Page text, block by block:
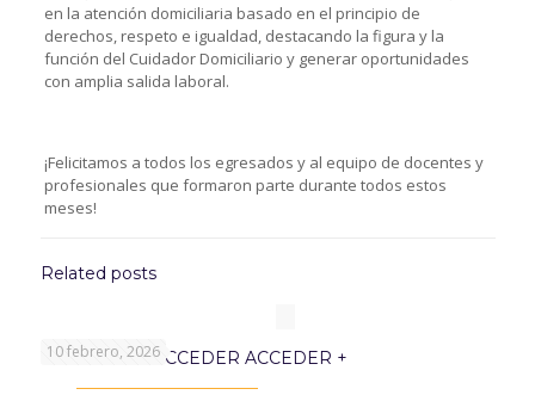
en la atención domiciliaria basado en el principio de
derechos, respeto e igualdad, destacando la figura y la
función del Cuidador Domiciliario y generar oportunidades
con amplia salida laboral.
¡Felicitamos a todos los egresados y al equipo de docentes y
profesionales que formaron parte durante todos estos
meses!
Related posts
10 febrero, 2026
PROGRAMA ACCEDER ACCEDER +